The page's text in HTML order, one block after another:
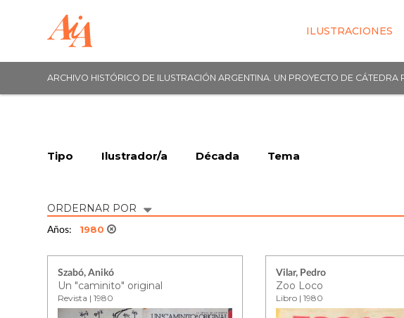
ILUSTRACIONES
ARCHIVO HISTÓRICO DE ILUSTRACIÓN ARGENTINA. UN PROYECTO DE
Tipo Ilustrador/a Década Tema
ORDERNAR POR
Años: 1980
Szabó, Anikó
Un "caminito" original
Revista | 1980
Vilar, Pedro
Zoo Loco
Libro | 1980